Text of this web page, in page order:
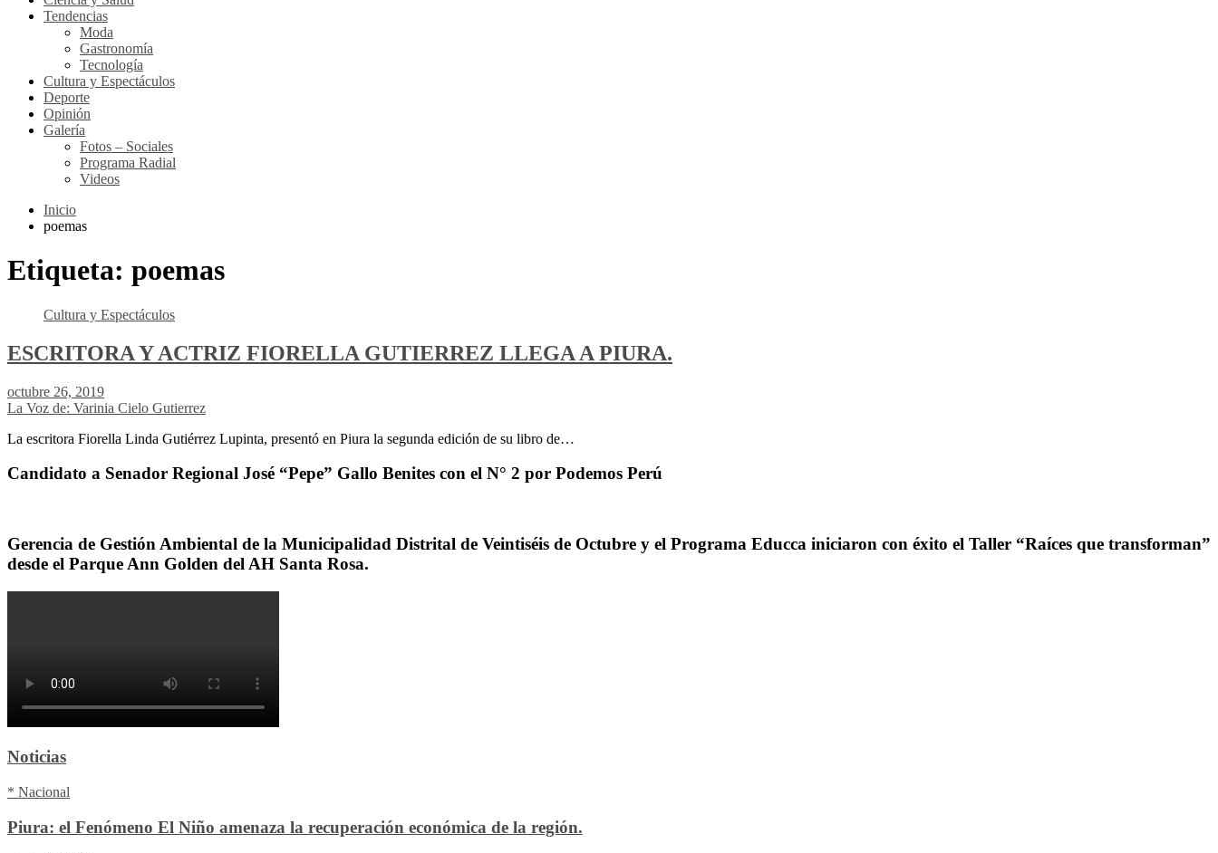
Tendencias
Moda
Gastronomía
Tecnología
Cultura y Espectáculos
Deporte
Opinión
Galería
Fotos – Sociales
Programa Radial
Videos
Inicio
poemas
Etiqueta: poemas
Cultura y Espectáculos
ESCRITORA Y ACTRIZ FIORELLA GUTIERREZ LLEGA A PIURA.
octubre 26, 2019
La Voz de: Varinia Cielo Gutierrez
La escritora Fiorella Linda Gutiérrez Lupinta, presentó en Piura la segunda edición de su libro de…
Candidato a Senador Regional José “Pepe” Gallo Benites con el N° 2 por Podemos Perú
Gerencia de Gestión Ambiental de la Municipalidad Distrital de Veintiséis de Octubre y el Programa Educca iniciaron con éxito el Taller “Raíces que transforman”
desde el Parque Ann Golden del AH Santa Rosa.
Noticias
* Nacional
Piura: el Fenómeno El Niño amenaza la recuperación económica de la región.